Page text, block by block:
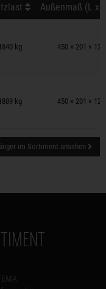
Außenmaß (L x
kg 450 × 201 ×
kg 450 × 201 ×
im Sortiment ansehen